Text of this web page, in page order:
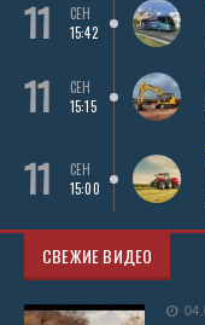
11
СЕН
15:42
11
СЕН
15:15
11
СЕН
15:00
СВЕЖИЕ ВИДЕО